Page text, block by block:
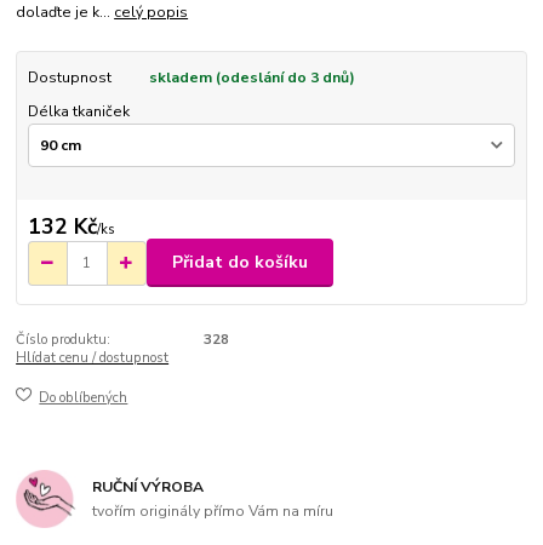
dolaďte je k... celý popis
Dostupnost
skladem (odeslání do 3 dnů)
Délka tkaniček
132 Kč/ks
Přidat do košíku
Číslo produktu:
328
Hlídat cenu / dostupnost
Do oblíbených
RUČNÍ VÝROBA
tvořím originály přímo Vám na míru